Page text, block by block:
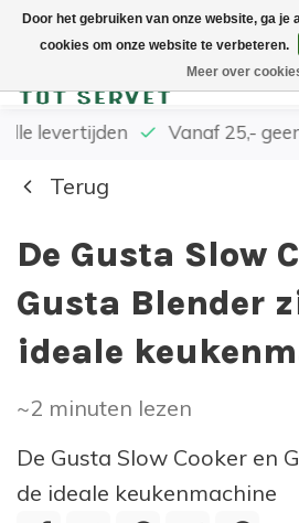
levertijden Vanaf 25,-
Terug
De Gusta Slow
Gusta Blender
ideale
~2 minuten lezen
De Gusta Slow Cooker en
de ideale keukenmachine
Door het gebruiken van onze website, ga
cookies om onze website te verbeteren.
Meer over